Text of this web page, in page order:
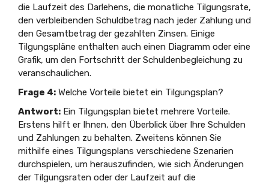
die Laufzeit des Darlehens, die monatliche Tilgungsrate,
den verbleibenden Schuldbetrag nach jeder Zahlung und
den Gesamtbetrag der gezahlten Zinsen. Einige
Tilgungspläne enthalten auch einen Diagramm oder eine
Grafik, um den Fortschritt der Schuldenbegleichung zu
veranschaulichen.
Frage 4: Welche Vorteile bietet ein Tilgungsplan?
Antwort: Ein Tilgungsplan bietet mehrere Vorteile.
Erstens hilft er Ihnen, den Überblick über Ihre Schulden
und Zahlungen zu behalten. Zweitens können Sie
mithilfe eines Tilgungsplans verschiedene Szenarien
durchspielen, um herauszufinden, wie sich Änderungen
der Tilgungsraten oder der Laufzeit auf die